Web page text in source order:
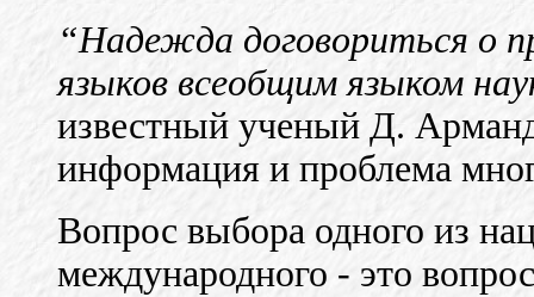
“Надежда договориться о
языков всеобщим языком
известный ученый Д.
информация и проблема
Вопрос выбора одного из
международного - это